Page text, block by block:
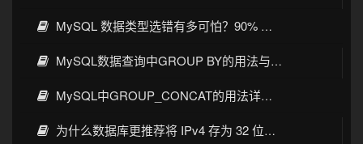
MySQL 数据类型选错有多可怕？90% 开发者都踩过的坑
MySQL数据查询中GROUP BY的用法与实战详解
MySQL中GROUP_CONCAT的用法详解：语法、示例与常见坑
为什么数据库更推荐将 IPv4 存为 32 位整数而不是字符串